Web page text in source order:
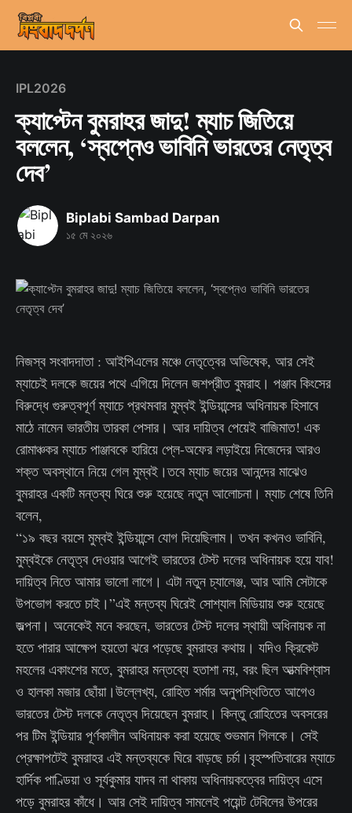
IPL2026
ক্যাপ্টেন বুমরাহর জাদু! ম্যাচ জিতিয়ে
বললেন, ‘স্বপ্নেও ভাবিনি ভারতের নেতৃত্ব
দেব’
Biplabi Sambad Darpan
১৫ মে ২০২৬
নিজস্ব সংবাদদাতা : আইপিএলের মঞ্চে নেতৃত্বের অভিষেক, আর সেই
ম্যাচেই দলকে জয়ের পথে এগিয়ে দিলেন জশপ্রীত বুমরাহ। পঞ্জাব কিংসের
বিরুদ্ধে গুরুত্বপূর্ণ ম্যাচে প্রথমবার মুম্বই ইন্ডিয়ান্সের অধিনায়ক হিসাবে
মাঠে নামেন ভারতীয় তারকা পেসার। আর দায়িত্ব পেয়েই বাজিমাত! এক
রোমাঞ্চকর ম্যাচে পাঞ্জাবকে হারিয়ে প্লে-অফের লড়াইয়ে নিজেদের আরও
শক্ত অবস্থানে নিয়ে গেল মুম্বই।তবে ম্যাচ জয়ের আনন্দের মাঝেও
বুমরাহর একটি মন্তব্য ঘিরে শুরু হয়েছে নতুন আলোচনা। ম্যাচ শেষে তিনি
বলেন,
“১৯ বছর বয়সে মুম্বই ইন্ডিয়ান্সে যোগ দিয়েছিলাম। তখন কখনও ভাবিনি,
মুম্বইকে নেতৃত্ব দেওয়ার আগেই ভারতের টেস্ট দলের অধিনায়ক হয়ে যাব!
দায়িত্ব নিতে আমার ভালো লাগে। এটা নতুন চ্যালেঞ্জ, আর আমি সেটাকে
উপভোগ করতে চাই।”এই মন্তব্য ঘিরেই সোশ্যাল মিডিয়ায় শুরু হয়েছে
জল্পনা। অনেকেই মনে করছেন, ভারতের টেস্ট দলের স্থায়ী অধিনায়ক না
হতে পারার আক্ষেপ হয়তো ঝরে পড়েছে বুমরাহর কথায়। যদিও ক্রিকেট
মহলের একাংশের মতে, বুমরাহর মন্তব্যে হতাশা নয়, বরং ছিল আত্মবিশ্বাস
ও হালকা মজার ছোঁয়া।উল্লেখ্য, রোহিত শর্মার অনুপস্থিতিতে আগেও
ভারতের টেস্ট দলকে নেতৃত্ব দিয়েছেন বুমরাহ। কিন্তু রোহিতের অবসরের
পর টিম ইন্ডিয়ার পূর্ণকালীন অধিনায়ক করা হয়েছে শুভমান গিলকে। সেই
প্রেক্ষাপটেই বুমরাহর এই মন্তব্যকে ঘিরে বাড়ছে চর্চা।বৃহস্পতিবারের ম্যাচে
হার্দিক পাণ্ডিয়া ও সূর্যকুমার যাদব না থাকায় অধিনায়কত্বের দায়িত্ব এসে
পড়ে বুমরাহর কাঁধে। আর সেই দায়িত্ব সামলেই পয়েন্ট টেবিলের উপরের